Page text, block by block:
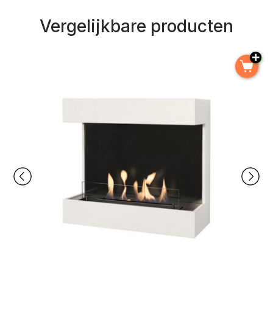
Vergelijkbare producten